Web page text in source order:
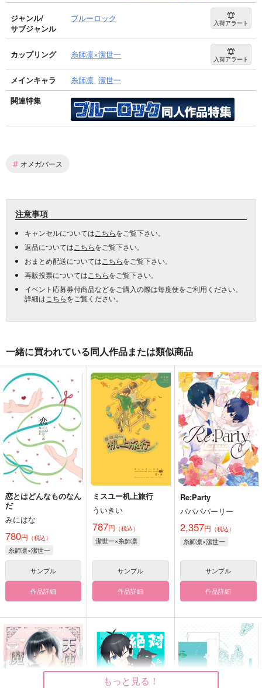
ジャンル/
サブジャンル
ブルーロック 入荷アラート
カップリング 糸師凛×潔世一 入荷アラート
メインキャラ 糸師凛 潔世一
関連特集
# オメガバース
注意事項
キャンセルについては こちらをご覧下さい。
返品については こちらをご覧下さい。
おまとめ配送については こちらをご覧下さい。
再販投票については こちらをご覧下さい。
イベント応募券付商品などをご購入の際は毎度便をご利用ください。
詳細は こちらをご覧ください。
一緒に買われている同人作品または類似商品
恋とはどんなものなん
だ
みにはな
780円 （税込）
糸師凛×潔世一
サンプル
作品詳細
ミスユー机上旅行
ういきい
787円 （税込）
潔世一×糸師凛
サンプル
作品詳細
Re:Party
パパパパーリー
2,357円 （税込）
糸師凛×潔世一
サンプル
作品詳細
もっと見る！